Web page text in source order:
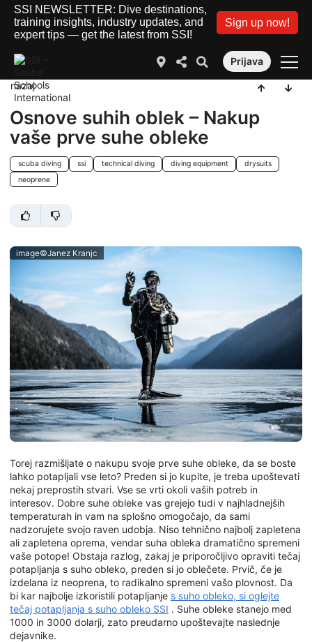
SSI NEWSLETTER: Dive destinations,
training insights, industry updates, and
expert tips — get the latest from SSI!
Sign up now!
Prijava
nazaj
Osnove suhih oblek – Nakup
vaše prve suhe obleke
scuba diving ssi technical diving diving equipment
drysuits
neoprene
image©Janez Kranjc
Torej razmišljate o nakupu svoje prve suhe obleke, da se boste
lahko potapljali vse leto? Preden si jo kupite, je treba upoštevati
nekaj preprostih stvari. Vse se vrti okoli vaših potreb in
interesov. Dobre suhe obleke vas grejejo tudi v najhladnejših
temperaturah in vam na splošno omogočajo, da sami
nadzorujete svojo raven udobja. Niso tehnično najbolj zapletena
ali zapletena oprema, vendar suha obleka dramatično spremeni
vaše potope! Obstaja razlog, zakaj je priporočljivo opraviti tečaj
potapljanja s suho obleko, preden si jo oblečete. Prvič, če je
izdelana iz neoprena, to radikalno spremeni vašo plovnost. Da
bi kar najbolje izkoristili potapljanje s suho obleko, si oglejte
tečaj potapljanja s suho obleko SSI . Suhe obleke stanejo med
1000 in 3000 dolarji, zato preudarno upoštevajte naslednje
dejavnike.